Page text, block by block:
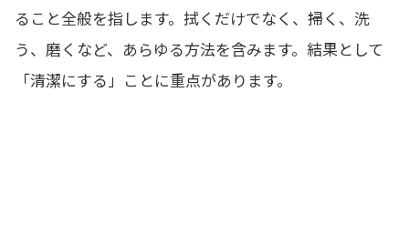
ること全般を指します。拭くだけでなく、掃く、洗
う、磨くなど、あらゆる方法を含みます。結果として
「清潔にする」ことに重点があります。